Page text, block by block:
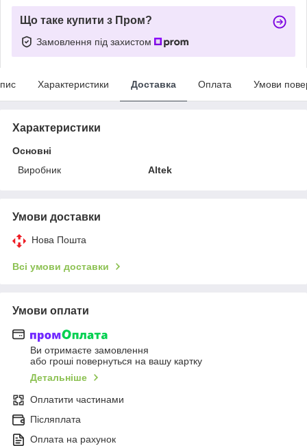
Що таке купити з Пром?
Замовлення під захистом
Характеристики Доставка Оплата Умови
Характеристики
Основні
Виробник
Altek
Умови доставки
Нова Пошта
Всі умови доставки
Умови оплати
Ви отримаєте замовлення
або гроші повернуться на вашу картку
Детальніше
Оплатити частинами
Післяплата
Оплата на рахунок